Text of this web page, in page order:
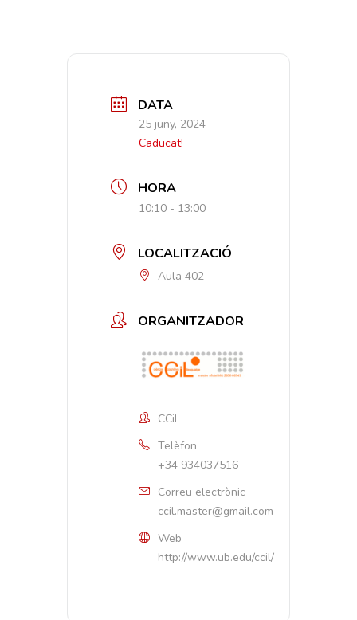
DATA
25 juny, 2024
Caducat!
HORA
10:10 - 13:00
LOCALITZACIÓ
Aula 402
ORGANITZADOR
CCiL
Telèfon
+34 934037516
Correu electrònic
ccil.master@gmail.com
Web
http://www.ub.edu/ccil/